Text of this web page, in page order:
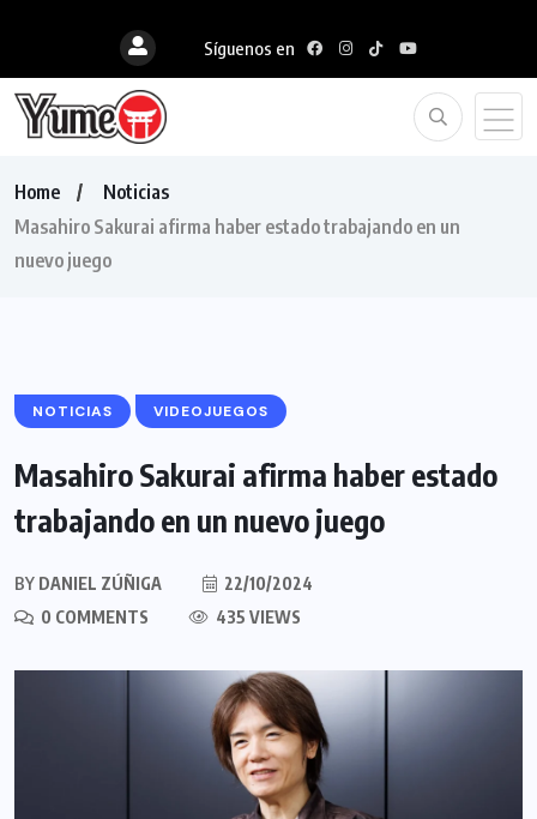
Síguenos en
Home
Noticias
Masahiro Sakurai afirma haber estado trabajando en un
nuevo juego
NOTICIAS VIDEOJUEGOS
Masahiro Sakurai afirma haber estado
trabajando en un nuevo juego
BY DANIEL ZÚÑIGA
22/10/2024
0 COMMENTS
435 VIEWS